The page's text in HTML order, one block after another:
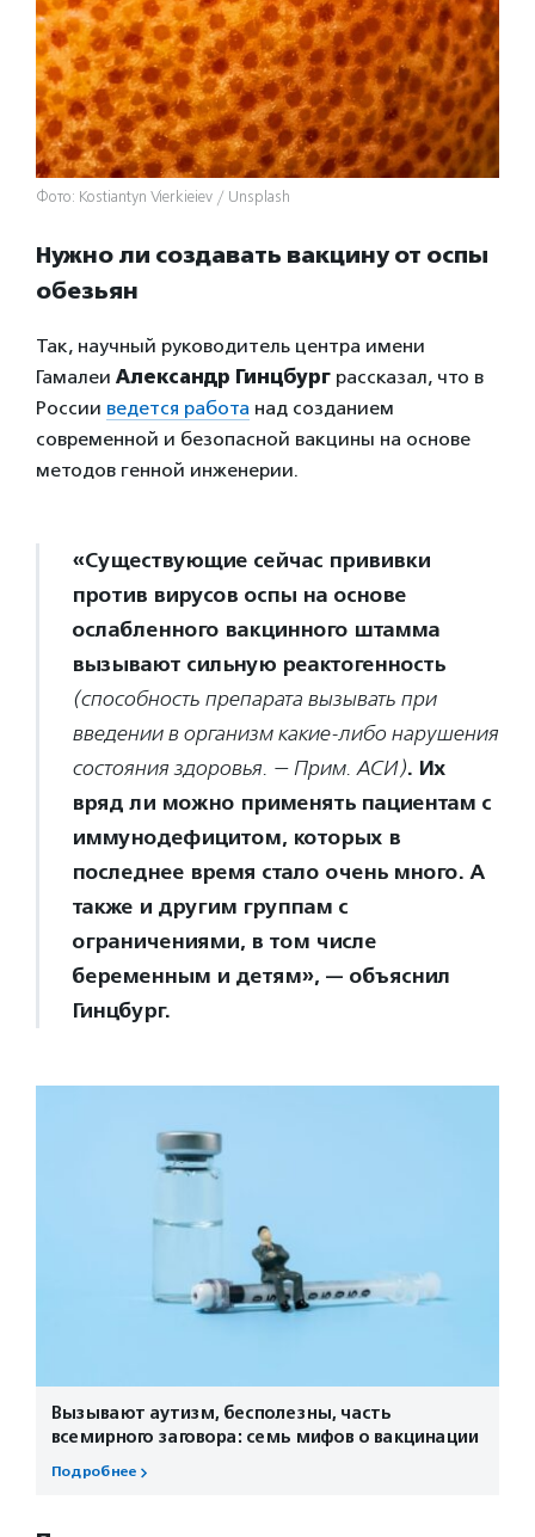
Фото: Kostiantyn Vierkieiev / Unsplash
Нужно ли создавать вакцину от оспы
обезьян
Так, научный руководитель центра имени
Гамалеи Александр Гинцбург рассказал, что в
России ведется работа над созданием
современной и безопасной вакцины на основе
методов генной инженерии.
«Существующие сейчас прививки
против вирусов оспы на основе
ослабленного вакцинного штамма
вызывают сильную реактогенность
(способность препарата вызывать при
введении в организм какие-либо нарушения
состояния здоровья. — Прим. АСИ). Их
вряд ли можно применять пациентам с
иммунодефицитом, которых в
последнее время стало очень много. А
также и другим группам с
ограничениями, в том числе
беременным и детям», — объяснил
Гинцбург.
Вызывают аутизм, бесполезны, часть
всемирного заговора: семь мифов о вакцинации
Подробнее